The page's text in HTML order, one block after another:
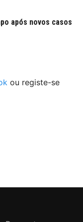
após novos casos
ou registe-se